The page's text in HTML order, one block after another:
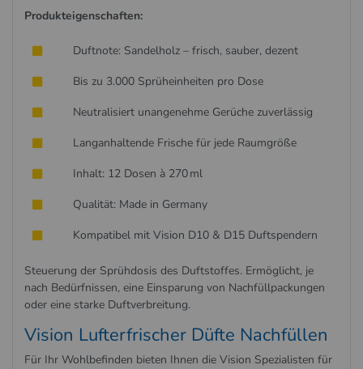
Produkteigenschaften:
Duftnote: Sandelholz – frisch, sauber, dezent
Bis zu 3.000 Sprüheinheiten pro Dose
Neutralisiert unangenehme Gerüche zuverlässig
Langanhaltende Frische für jede Raumgröße
Inhalt: 12 Dosen à 270 ml
Qualität: Made in Germany
Kompatibel mit Vision D10 & D15 Duftspendern
Steuerung der Sprühdosis des Duftstoffes. Ermöglicht, je
nach Bedürfnissen, eine Einsparung von Nachfüllpackungen
oder eine starke Duftverbreitung.
Vision Lufterfrischer Düfte Nachfüllen
Für Ihr Wohlbefinden bieten Ihnen die Vision Spezialisten für